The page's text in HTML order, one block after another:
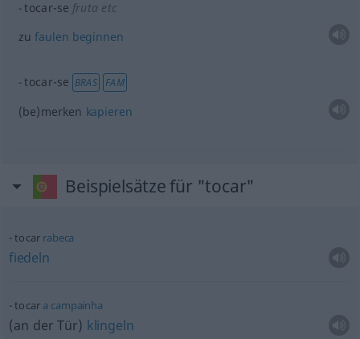
tocar-se fruta etc
zufaulen beginnen
tocar-se BRAS FAM
(be)merken kapieren
Beispielsätze für "tocar"
tocar rabeca
fiedeln
tocar a campainha
(an der Tür) klingeln